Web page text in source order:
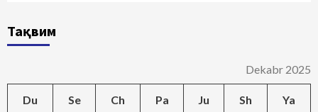
Тақвим
Dekabr 2025
Du Se Ch Pa Ju Sh Ya